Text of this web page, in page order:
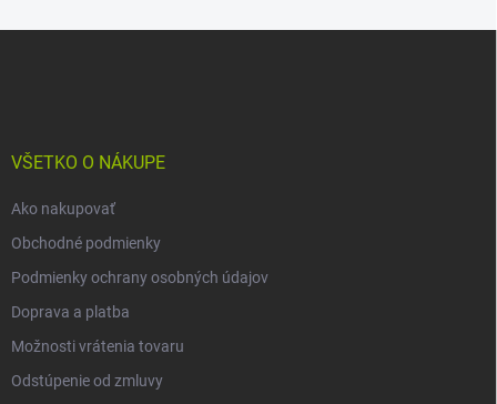
VŠETKO O NÁKUPE
Ako nakupovať
Obchodné podmienky
Podmienky ochrany osobných údajov
Doprava a platba
Možnosti vrátenia tovaru
Odstúpenie od zmluvy